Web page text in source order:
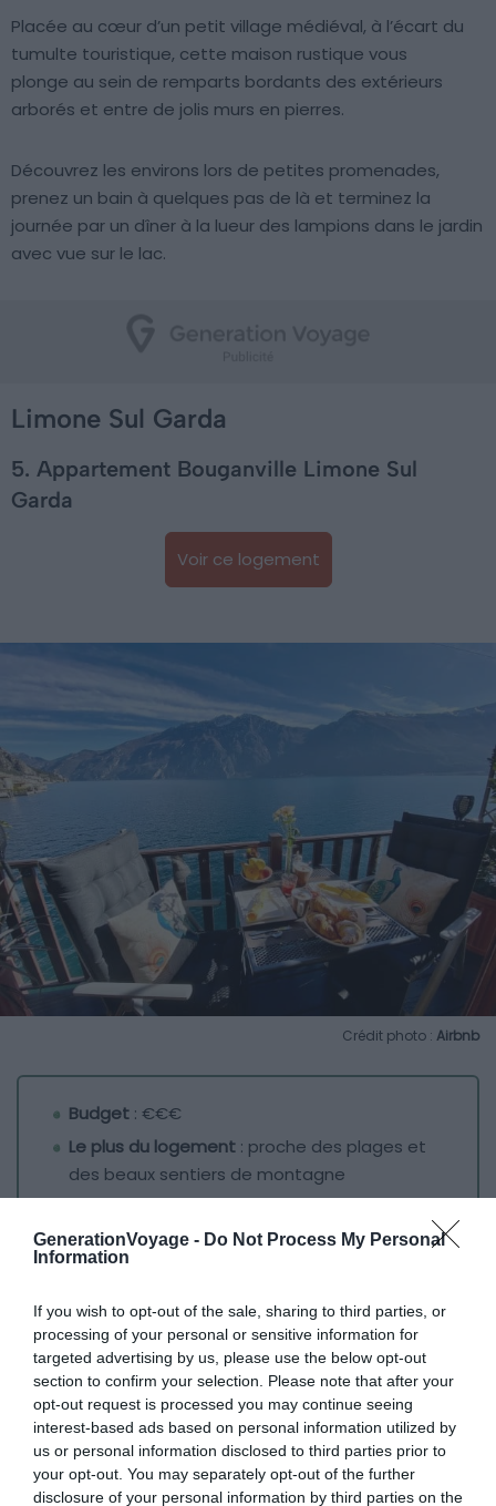
GenerationVoyage - Do Not Process My Personal
Information
If you wish to opt-out of the sale, sharing to third parties, or
processing of your personal or sensitive information for
targeted advertising by us, please use the below opt-out
section to confirm your selection. Please note that after your
opt-out request is processed you may continue seeing
interest-based ads based on personal information utilized by
us or personal information disclosed to third parties prior to
your opt-out. You may separately opt-out of the further
disclosure of your personal information by third parties on the
Placée au cœur d’un petit village médiéval, à l’écart du
tumulte touristique, cette maison rustique vous
plonge au sein de remparts bordants des extérieurs
arborés et entre de jolis murs en pierres.
Découvrez les environs lors de petites promenades,
prenez un bain à quelques pas de là et terminez la
journée par un dîner à la lueur des lampions dans le jardin
avec vue sur le lac.
Limone Sul Garda
5. Appartement Bouganville Limone Sul
Garda
Voir ce logement
Crédit photo : Airbnb
Budget : €€€
Le plus du logement : proche des plages et
des beaux sentiers de montagne
Niché dans un immeuble historique au bord de l’eau, cet
Airbnb au Lac de Garde est un lieu fabuleux pour un
Réveillez-vous face à un toit en tuile où fleurissent les
bougainvilliers, prenez un café devant une vue incroyable
sur le lac et leMonte Baldo et concoctez votre
programme de la journée.
Randonnées sur les sentiers de montagnes, bronzette